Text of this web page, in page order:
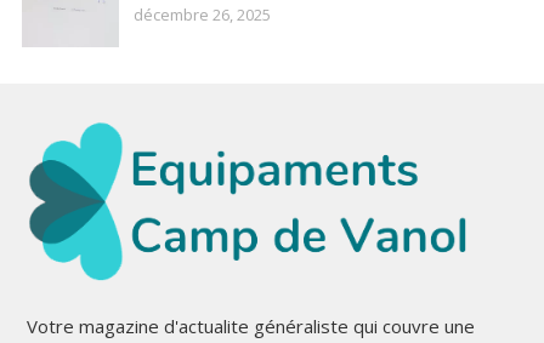
décembre 26, 2025
Votre magazine d'actualite généraliste qui couvre une